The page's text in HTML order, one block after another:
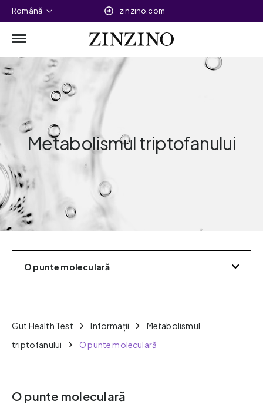
Română zinzino.com
Metabolismul triptofanului
O punte moleculară
Gut Health Test Informații
Metabolismul
triptofanului
O punte moleculară
O punte moleculară